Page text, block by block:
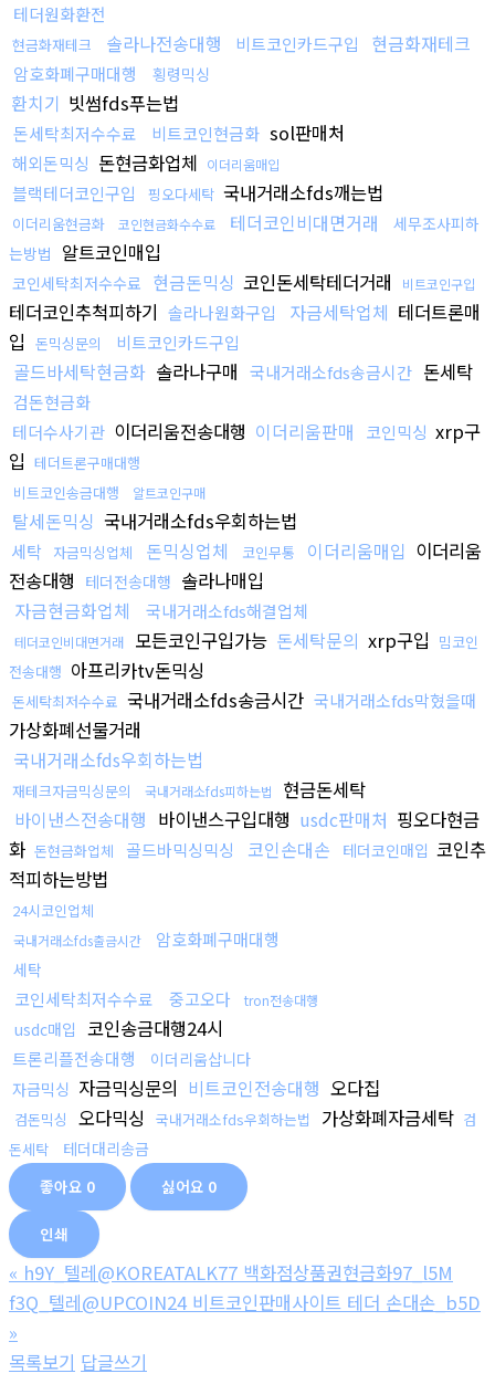
테더원화환전
현금화재테크 솔라나전송대행 비트코인카드구입 현금화재테크
암호화폐구매대행 횡령믹싱
환치기 빗썸fds푸는법
돈세탁최저수수료 비트코인현금화 sol판매처
해외돈믹싱 돈현금화업체 이더리움매입
블랙테더코인구입 핑오다세탁 국내거래소fds깨는법
이더리움현금화 코인현금화수수료 테더코인비대면거래
세무조사피하
는방법 알트코인매입
코인세탁최저수수료 현금돈믹싱 코인돈세탁테더거래 비트코인구입
테더코인추척피하기 솔라나원화구입 자금세탁업체 테더트론매
입 돈믹싱문의 비트코인카드구입
골드바세탁현금화 솔라나구매 국내거래소fds송금시간 돈세탁
검돈현금화
테더수사기관 이더리움전송대행 이더리움판매 코인믹싱 xrp구
입 테더트론구매대행
비트코인송금대행
알트코인구매
탈세돈믹싱 국내거래소fds우회하는법
세탁 자금믹싱업체 돈믹싱업체 코인무통 이더리움매입 이더리움
전송대행 테더전송대행 솔라나매입
자금현금화업체
국내거래소fds해결업체
테더코인비대면거래 모든코인구입가능 돈세탁문의 xrp구입 밈코인
전송대행 아프리카tv돈믹싱
돈세탁최저수수료 국내거래소fds송금시간 국내거래소fds막혔을때
가상화폐선물거래
국내거래소fds우회하는법
재테크자금믹싱문의 국내거래소fds피하는법
현금돈세탁
바이낸스전송대행 바이낸스구입대행 usdc판매처 핑오다현금
화 돈현금화업체 골드바믹싱믹싱 코인손대손 테더코인매입 코인추
적피하는방법
24시코인업체
국내거래소fds출금시간 암호화폐구매대행
세탁
코인세탁최저수수료 중고오다 tron전송대행
usdc매입 코인송금대행24시
트론리플전송대행
이더리움삽니다
자금믹싱 자금믹싱문의 비트코인전송대행 오다집
검돈믹싱 오다믹싱 국내거래소fds우회하는법 가상화폐자금세탁 검
돈세탁
테더대리송금
좋아요 0 싫어요 0
인쇄
« h9Y_텔레@KOREATALK77 백화점상품권현금화97_l5M
f3Q_텔레@UPCOIN24 비트코인판매사이트 테더 손대손_b5D
»
목록보기 답글쓰기